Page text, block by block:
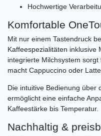
Hochwertige
Komfortable
Mit nur einem Tastendruck
Kaffeespezialitäten inklusive
integrierte Milchsystem
macht Cappuccino oder
Die intuitive Bedienung über
ermöglicht eine einfache
Kaffeestärke bis Temperatur.
Nachhaltig &